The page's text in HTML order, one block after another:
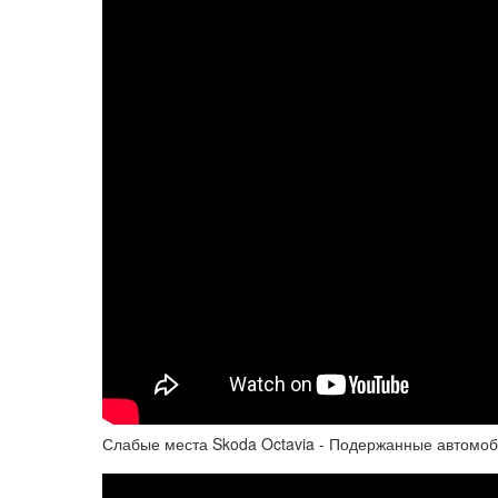
Слабые места Skoda Octavia - Подержанные